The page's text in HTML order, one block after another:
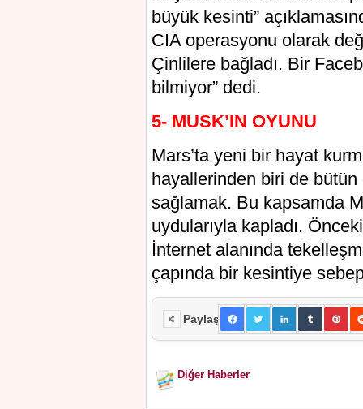
büyük kesinti”
CIA operasyonu olarak
Çinlilere bağladı. Bir
bilmiyor” dedi.
5- MUSK’IN OYUNU
Mars’ta yeni bir hayat
hayallerinden biri de
sağlamak. Bu kapsamda
uydularıyla kapladı.
İnternet alanında
çapında bir kesintiye
Paylaş
Diğer Haberler